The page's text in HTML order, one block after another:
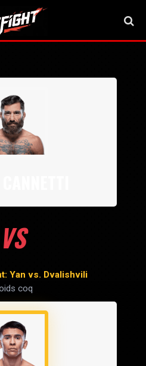
VS
Yan vs. Dvalishvili
coq